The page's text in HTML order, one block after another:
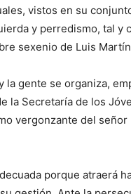
vistos en su
y perredismo, tal y
sexenio de Luis
la gente se organiza,
la Secretaría de los
vergonzante del
porque atraerá